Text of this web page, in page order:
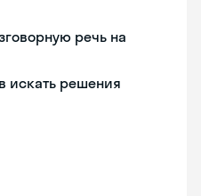
речь на
искать решения